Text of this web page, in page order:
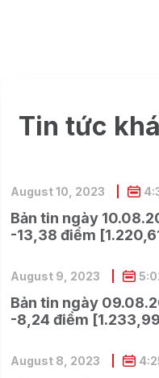
Tin tức
Bản tin ngày
-13,38 điểm
August 10, 2023
Bản tin ngày
-8,24 điểm
August 9, 2023
August 8, 2023